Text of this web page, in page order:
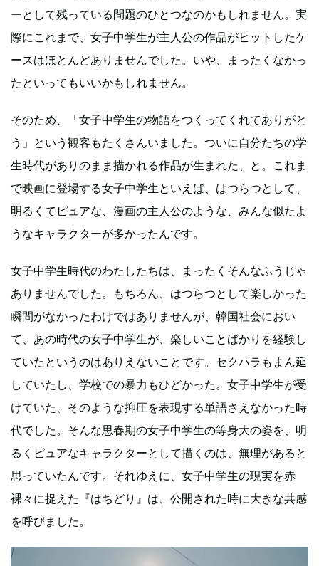
ーとして残っている問題のひとつなのかもしれません。実
際にこれまで、女子中学生が主人公の作品がヒットしたケ
ースはほとんどありませんでした。いや、まったくなかっ
たといってもいいかもしれません。
そのため、「女子中学生の物語をつくってくれてありがと
う」という観客もたくさんいました。ついに自分たちの学
生時代がありのまま描かれる作品が生まれた、と。これま
で映画に登場する女子中学生といえば、はつらつとして、
明るくてピュアな、漫画の主人公のような、みんな似たよ
うなキャラクターが多かったんです。
女子中学生時代のわたしたちは、まったくそんなふうじゃ
ありませんでした。もちろん、はつらつとして楽しかった
瞬間がなかったわけではありませんが、韓国社会におい
て、あの時代の女子中学生が、楽しいことばかりを経験し
ていたというのはありえないことです。セクハラもまん延
していたし、学校での暴力もひどかった。女子中学生が受
けていた、そのような抑圧を表現する単語さえなかった時
代でした。そんな思春期の女子中学生の等身大の姿を、明
るくピュアなキャラクターとして描くのは、無理があると
思っていたんです。それゆえに、女子中学生の現実を赤
裸々に捉えた『はちどり』は、公開された時に大きな共感
を呼びました。